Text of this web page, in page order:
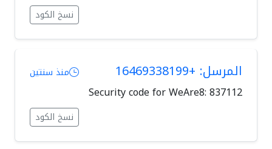
نسخ الكود
المرسل: +16469338199 منذ سنتين
Security code for WeAre8: 837112
نسخ الكود